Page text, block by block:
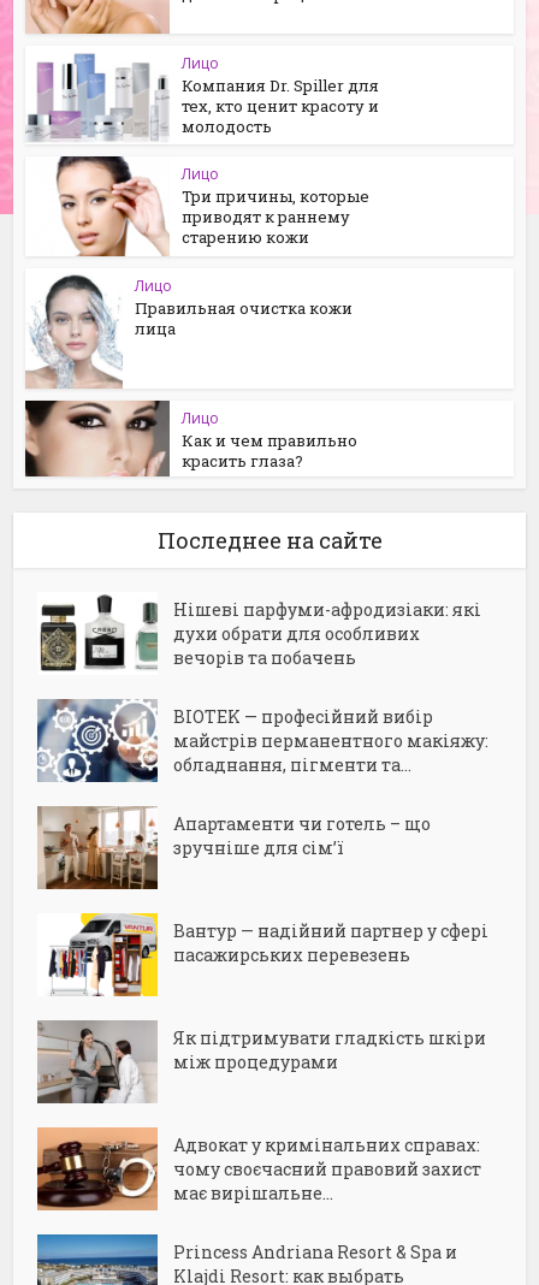
Лицо
Компания Dr. Spiller для
тех, кто ценит красоту и
молодость
Лицо
Три причины, которые
приводят к раннему
старению кожи
Лицо
Правильная очистка кожи
лица
Лицо
Как и чем правильно
красить глаза?
Последнее на сайте
Нішеві парфуми-афродизіаки: які
духи обрати для особливих
вечорів та побачень
BIOTEK — професійний вибір
майстрів перманентного макіяжу:
обладнання, пігменти та...
Апартаменти чи готель – що
зручніше для сім’ї
Вантур — надійний партнер у сфері
пасажирських перевезень
Як підтримувати гладкість шкіри
між процедурами
Адвокат у кримінальних справах:
чому своєчасний правовий захист
має вирішальне...
Princess Andriana Resort & Spa и
Klajdi Resort: как выбрать